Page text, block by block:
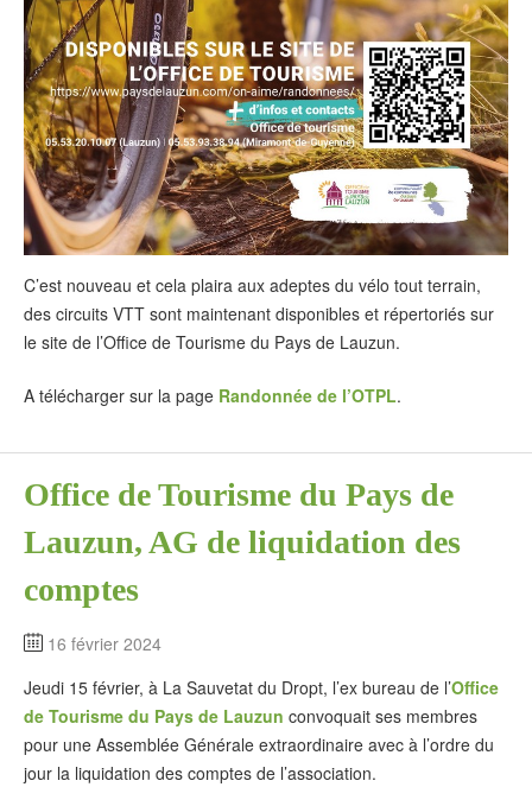
C’est nouveau et cela plaira aux adeptes du vélo tout terrain,
des circuits VTT sont maintenant disponibles et répertoriés sur
le site de l’Office de Tourisme du Pays de Lauzun.
A télécharger sur la page Randonnée de l’OTPL.
Office de Tourisme du Pays de
Lauzun, AG de liquidation des
comptes
16 février 2024
Jeudi 15 février, à La Sauvetat du Dropt, l’ex bureau de l’Office
de Tourisme du Pays de Lauzun convoquait ses membres
pour une Assemblée Générale extraordinaire avec à l’ordre du
jour la liquidation des comptes de l’association.